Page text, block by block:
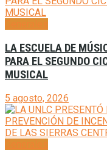
LA ESCUELA DE
PARA EL SEGUNDO
MUSICAL
5 agosto, 2026